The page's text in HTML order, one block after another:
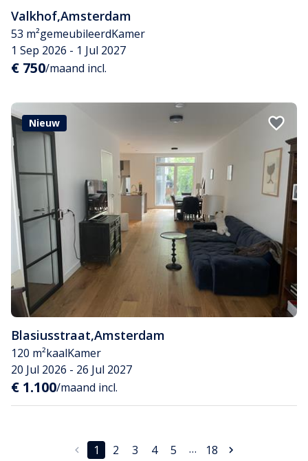
Valkhof,Amsterdam
53 m²gemeubileerdKamer
1 Sep 2026 - 1 Jul 2027
€ 750/maand incl.
Nieuw
Blasiusstraat,Amsterdam
120 m²kaalKamer
20 Jul 2026 - 26 Jul 2027
€ 1.100/maand incl.
1 2 3 4 5 … 18